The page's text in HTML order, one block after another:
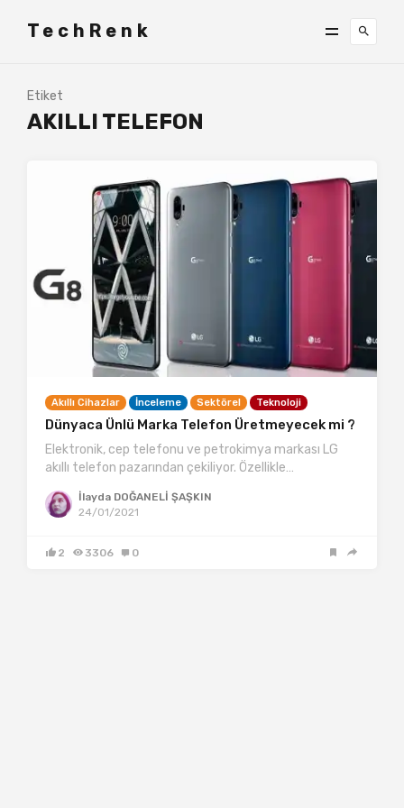
TechRenk
Etiket
AKILLI TELEFON
Akıllı Cihazlar İnceleme Sektörel Teknoloji
Dünyaca Ünlü Marka Telefon Üretmeyecek mi ?
Elektronik, cep telefonu ve petrokimya markası LG
akıllı telefon pazarından çekiliyor. Özellikle…
İlayda DOĞANELİ ŞAŞKIN
24/01/2021
2 3306 0